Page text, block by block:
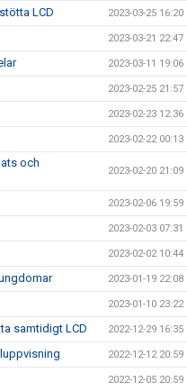
LCD 2023-03-25 16:20
2023-03-21 22:47
2023-03-11 19:06
2023-02-25 21:57
2023-02-23 12:36
2023-02-22 00:13
och
2023-02-20 21:09
2023-02-06 19:59
2023-02-03 07:31
2023-02-02 10:44
2023-01-19 22:08
2023-01-10 23:22
samtidigt LCD 2022-12-29 16:35
2022-12-12 20:59
2022-12-05 20:59